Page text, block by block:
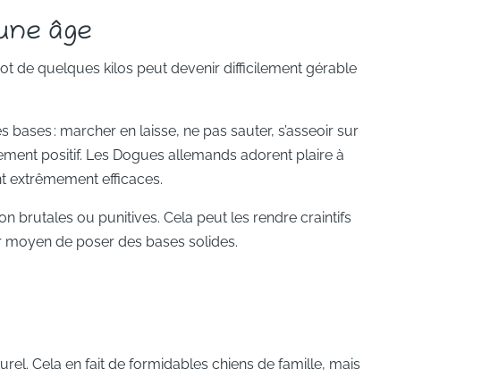
âge
de quelques kilos peut devenir difficilement gérable
: marcher en laisse, ne pas sauter, s’asseoir sur
positif. Les Dogues allemands adorent plaire à
extrêmement efficaces.
brutales ou punitives. Cela peut les rendre craintifs
de poser des bases solides.
Cela en fait de formidables chiens de famille, mais